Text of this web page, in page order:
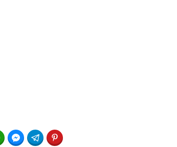
WHATSAPPFACEBOOK MESSENGER
TELEGRAM